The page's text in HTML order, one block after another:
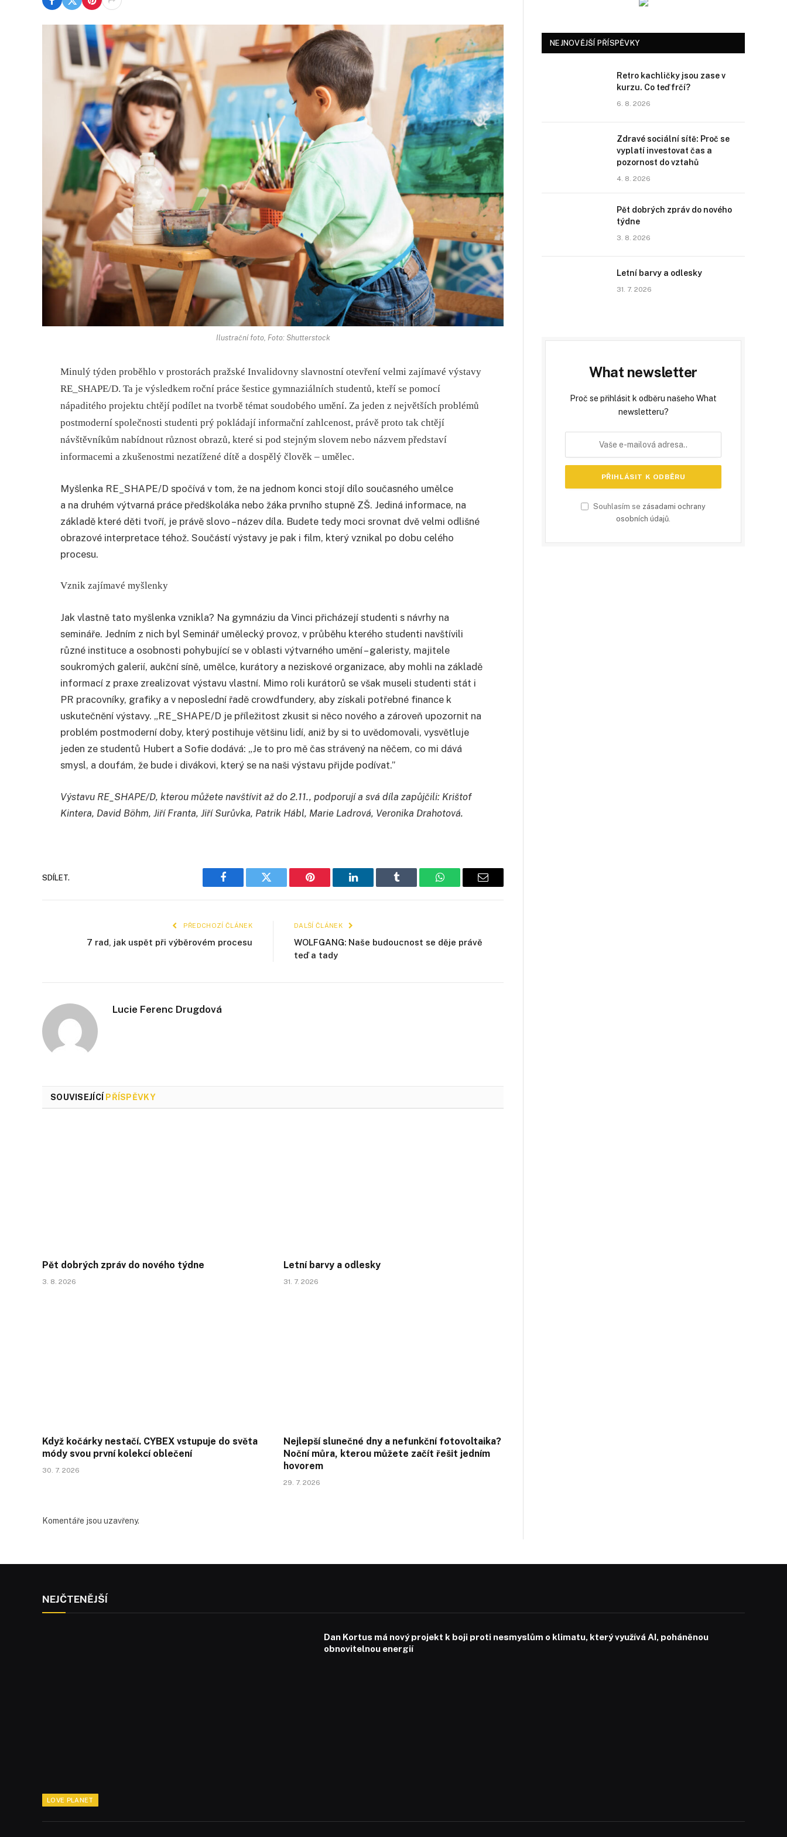
Ilustrační foto, Foto: Shutterstock
Minulý týden proběhlo v prostorách pražské Invalidovny slavnostní otevření velmi zajímavé výstavy
RE_SHAPE/D. Ta je výsledkem roční práce šestice gymnaziálních studentů, kteří se pomocí
nápaditého projektu chtějí podílet na tvorbě témat soudobého umění. Za jeden z největších problémů
postmoderní společnosti studenti prý pokládají informační zahlcenost, právě proto tak chtějí
návštěvníkům nabídnout různost obrazů, které si pod stejným slovem nebo názvem představí
informacemi a zkušenostmi nezatížené dítě a dospělý člověk – umělec.
Myšlenka RE_SHAPE/D spočívá v tom, že na jednom konci stojí dílo současného umělce
a na druhém výtvarná práce předškoláka nebo žáka prvního stupně ZŠ. Jediná informace, na
základě které děti tvoří, je právě slovo – název díla. Budete tedy moci srovnat dvě velmi odlišné
obrazové interpretace téhož. Součástí výstavy je pak i film, který vznikal po dobu celého
procesu.
Vznik zajímavé myšlenky
Jak vlastně tato myšlenka vznikla? Na gymnáziu da Vinci přicházejí studenti s návrhy na
semináře. Jedním z nich byl Seminář umělecký provoz, v průběhu kterého studenti navštívili
různé instituce a osobnosti pohybující se v oblasti výtvarného umění – galeristy, majitele
soukromých galerií, aukční síně, umělce, kurátory a neziskové organizace, aby mohli na základě
informací z praxe zrealizovat výstavu vlastní. Mimo roli kurátorů se však museli studenti stát i
PR pracovníky, grafiky a v neposlední řadě crowdfundery, aby získali potřebné finance k
uskutečnění výstavy. „RE_SHAPE/D je příležitost zkusit si něco nového a zároveň upozornit na
problém postmoderní doby, který postihuje většinu lidí, aniž by si to uvědomovali, vysvětluje
jeden ze studentů Hubert a Sofie dodává: „Je to pro mě čas strávený na něčem, co mi dává
smysl, a doufám, že bude i divákovi, který se na naši výstavu přijde podívat.”
Výstavu RE_SHAPE/D, kterou můžete navštívit až do 2.11., podporují a svá díla zapůjčili: Krištof
Kintera, David Böhm, Jiří Franta, Jiří Surůvka, Patrik Hábl, Marie Ladrová, Veronika Drahotová.
SDÍLET.
Facebook Twitter Pinterest LinkedIn Tumblr WhatsAppE-
PŘEDCHOZÍ ČLÁNEK
7 rad, jak uspět při výběrovém procesu
DALŠÍ ČLÁNEK
WOLFGANG: Naše budoucnost se děje právě
teď a tady
Lucie Ferenc Drugdová
SOUVISEJÍCÍ PŘÍSPĚVKY
Pět dobrých zpráv do nového týdne
3. 8. 2026
Letní barvy a odlesky
31. 7. 2026
Když kočárky nestačí. CYBEX vstupuje do světa
módy svou první kolekcí oblečení
30. 7. 2026
Nejlepší slunečné dny a nefunkční fotovoltaika?
Noční můra, kterou můžete začít řešit jedním
hovorem
29. 7. 2026
Komentáře jsou uzavřeny.
NEJNOVĚJŠÍ PŘÍSPĚVKY
Retro kachličky jsou zase v
kurzu. Co teď frčí?
6. 8. 2026
Zdravé sociální sítě: Proč se
vyplatí investovat čas a
pozornost do vztahů
4. 8. 2026
Pět dobrých zpráv do nového
týdne
3. 8. 2026
Letní barvy a odlesky
31. 7. 2026
What newsletter
Proč se přihlásit k odběru našeho What
newsletteru?
Souhlasím se zásadami ochrany
osobních údajů.
NEJČTENĚJŠÍ
LOVE PLANET
Dan Kortus má nový projekt k boji proti nesmyslům o klimatu, který využívá AI, poháněnou
obnovitelnou energií